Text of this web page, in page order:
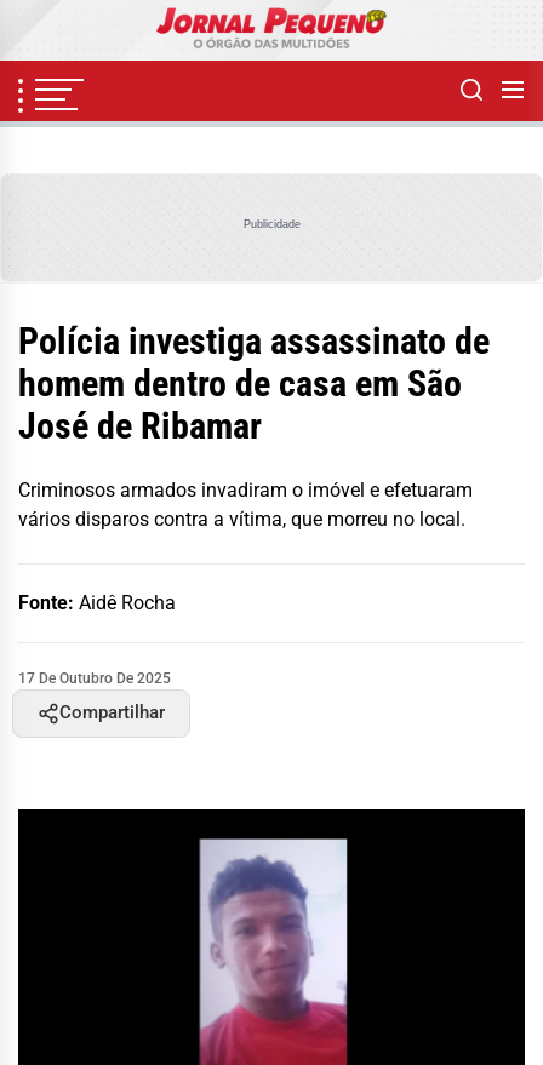
content
Publicidade
Polícia investiga assassinato de
homem dentro de casa em São
José de Ribamar
Criminosos armados invadiram o imóvel e efetuaram
vários disparos contra a vítima, que morreu no local.
Fonte: Aidê Rocha
17 De Outubro De 2025
Compartilhar